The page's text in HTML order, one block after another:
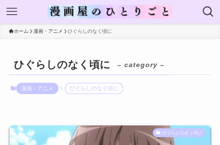
ホーム 漫画・アニメ ひぐらしのなく頃に
ひぐらしのなく頃に – category –
漫画・アニメ ひぐらしのなく頃に
ひぐらしのなく頃に